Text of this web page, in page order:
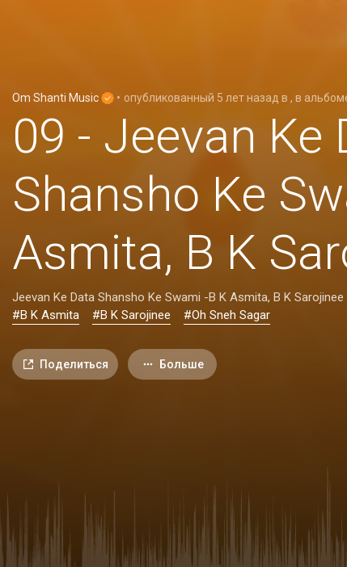
Om Shanti Music • опубликованный 5 лет назад в , в
09 - Jeevan Ke
Shansho Ke
Asmita, B K
Jeevan Ke Data Shansho Ke Swami -B K Asmita, B K Sarojinee
#B K Asmita
#B K Sarojinee #Oh Sneh Sagar
Поделиться Больше